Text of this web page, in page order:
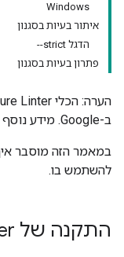
Windows
איתור בעיות בסגנון
הדגל ‎--strict
פתרון בעיות בסגנון
ב-Google. מידע נוסף זמין
להשתמש בו.
התקנה של Closure Linter